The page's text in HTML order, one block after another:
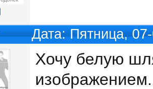
Дата: Пятница,
Хочу белую
изображением.